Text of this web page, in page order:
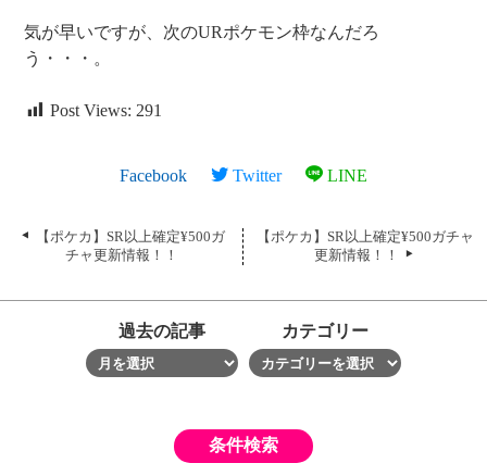
気が早いですが、次のURポケモン枠なんだろ
う・・・。
Post Views: 291
Facebook Twitter LINE
【ポケカ】SR以上確定¥500ガ
チャ更新情報！！
【ポケカ】SR以上確定¥500ガチャ
更新情報！！
過去の記事 カテゴリー